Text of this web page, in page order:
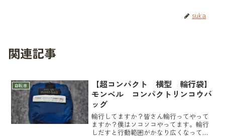
suka
関連記事
自転車
【超コンパクト 横型 輪行袋】
モンベル コンパクトリンコウバ
ッグ
輪行してますか？皆さん輪行ってやって
ますか？僕はソコソコやってます。輪行
しだすと行動範囲がかなり広くなって遠